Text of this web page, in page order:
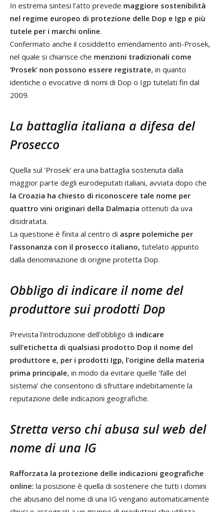
In estrema sintesi l'atto prevede maggiore sostenibilità
nel regime europeo di protezione delle Dop e Igp e più
tutele per i marchi online.
Confermato anche il cosiddetto emendamento anti-Prosek,
nel quale si chiarisce che menzioni tradizionali come
‘Prosek’ non possono essere registrate, in quanto
identiche o evocative di nomi di Dop o Igp tutelati fin dal
2009.
La battaglia italiana a difesa del
Prosecco
Quella sul 'Prosek' era una battaglia sostenuta dalla
maggior parte degli eurodeputati italiani, avviata dopo che
la Croazia ha chiesto di riconoscere tale nome per
quattro vini originari della Dalmazia ottenuti da uva
disidratata.
La questione è finita al centro di aspre polemiche per
l’assonanza con il prosecco italiano, tutelato appunto
dalla denominazione di origine protetta Dop.
Obbligo di indicare il nome del
produttore sui prodotti Dop
Prevista l'introduzione dell’obbligo di indicare
sull’etichetta di qualsiasi prodotto Dop il nome del
produttore e, per i prodotti Igp, l’origine della materia
prima principale, in modo da evitare quelle ‘falle del
sistema’ che consentono di sfruttare indebitamente la
reputazione delle indicazioni geografiche.
Stretta verso chi abusa sul web del
nome di una IG
Rafforzata la protezione delle indicazioni geografiche
online: la posizione è quella di sostenere che tutti i domini
che abusano del nome di una IG vengano automaticamente